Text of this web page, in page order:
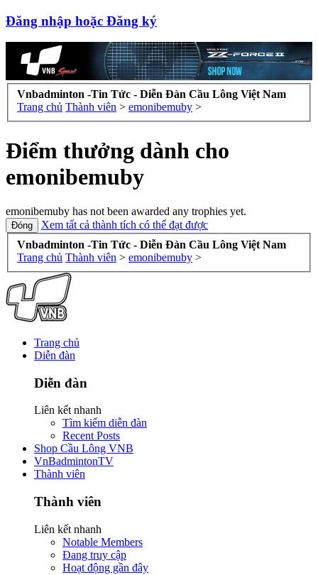
Đăng nhập hoặc Đăng ký
Vnbadminton -Tin Tức - Diễn Đàn Cầu Lông Việt Nam
Trang chủ Thành viên > emonibemuby >
Điểm thưởng dành cho
emonibemuby
emonibemuby has not been awarded any trophies yet.
Xem tất cả thành tích có thể đạt được
Vnbadminton -Tin Tức - Diễn Đàn Cầu Lông Việt Nam
Trang chủ Thành viên > emonibemuby >
Trang chủ
Diễn đàn
Diễn đàn
Liên kết nhanh
Tìm kiếm diễn đàn
Recent Posts
Shop Cầu Lông VNB
VnBadmintonTV
Thành viên
Thành viên
Liên kết nhanh
Notable Members
Đang truy cập
Hoạt động gần đây